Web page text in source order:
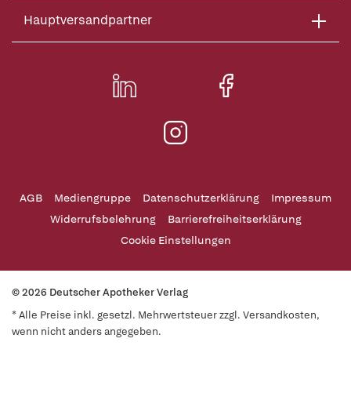
Hauptversandpartner
AGB Mediengruppe Datenschutzerklärung
Impressum
Widerrufsbelehrung
Barrierefreiheitserklärung
Cookie Einstellungen
© 2026 Deutscher Apotheker Verlag
* Alle Preise inkl. gesetzl. Mehrwertsteuer zzgl. Versandkosten,
wenn nicht anders angegeben.